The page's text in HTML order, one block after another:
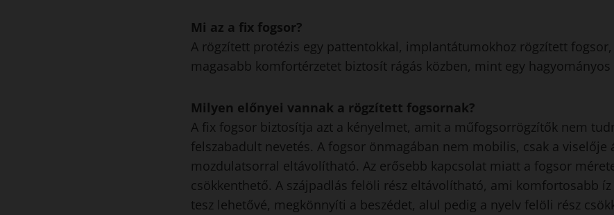
Mi az a fix fogsor?
A rögzített protézis egy pattentokkal, implantátumokhoz rögzített
magasabb komfortérzetet biztosít rágás közben, mint egy hagyományos
Milyen előnyei vannak a rögzített fogsornak?
A fix fogsor biztosítja azt a kényelmet, amit a műfogsorrögzítők nem
felszabadult nevetés. A fogsor önmagában nem mobilis, csak a viselője
mozdulatsorral eltávolítható. Az erősebb kapcsolat miatt a fogsor
csökkenthető. A szájpadlás felöli rész eltávolítható, ami komfortosabb
tesz lehetővé, megkönnyíti a beszédet, alul pedig a nyelv felöli rész